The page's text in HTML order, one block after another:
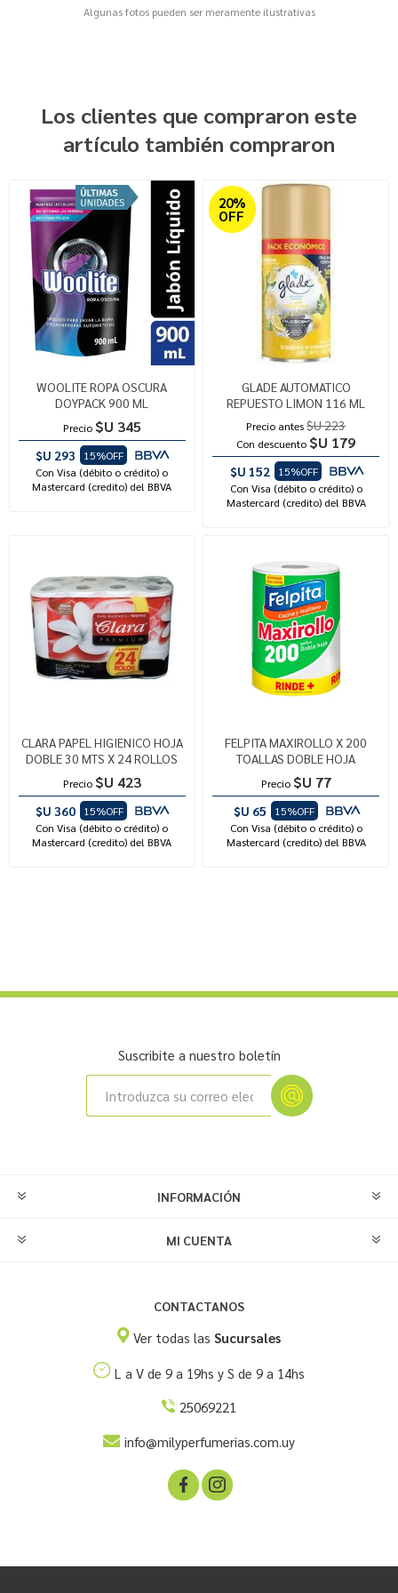
Algunas fotos pueden ser meramente ilustrativas
Los clientes que compraron este
artículo también compraron
WOOLITE ROPA OSCURA
DOYPACK 900 ML
Precio $U 345
$U 293
15%OFF
Con Visa (débito o crédito) o
Mastercard (credito) del BBVA
20%
OFF
GLADE AUTOMATICO
REPUESTO LIMON 116 ML
Precio antes$U 223
Con descuento $U 179
$U 152
15%OFF
Con Visa (débito o crédito) o
Mastercard (credito) del BBVA
CLARA PAPEL HIGIENICO HOJA
DOBLE 30 MTS X 24 ROLLOS
Precio $U 423
$U 360
15%OFF
Con Visa (débito o crédito) o
Mastercard (credito) del BBVA
FELPITA MAXIROLLO X 200
TOALLAS DOBLE HOJA
Precio $U 77
$U 65
15%OFF
Con Visa (débito o crédito) o
Mastercard (credito) del BBVA
Suscribite a nuestro boletín
INFORMACIÓN
MI CUENTA
CONTACTANOS
Ver todas las Sucursales
L a V de 9 a 19hs y S de 9 a 14hs
25069221
info@milyperfumerias.com.uy